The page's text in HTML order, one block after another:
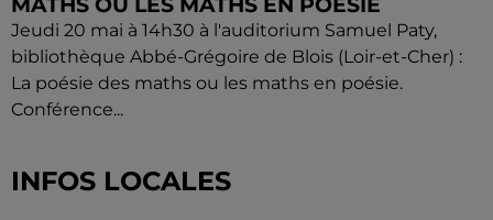
MATHS OU LES MATHS EN POÉSIE
Jeudi 20 mai à 14h30 à l'auditorium Samuel Paty,
bibliothèque Abbé-Grégoire de Blois (Loir-et-Cher) :
La poésie des maths ou les maths en poésie.
Conférence...
INFOS LOCALES